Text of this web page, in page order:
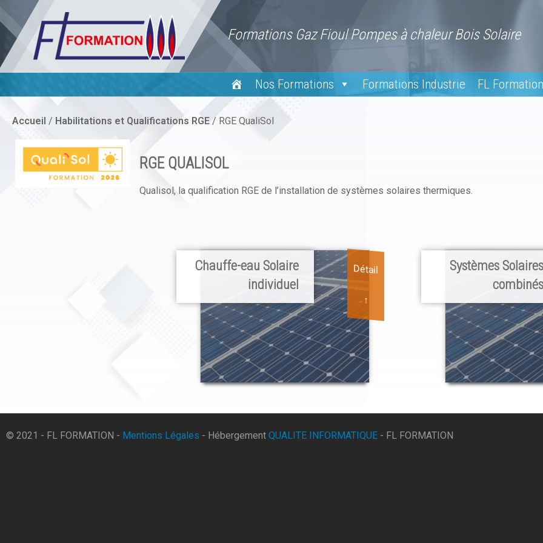
to
content
Formations Gaz Fioul Pompes à chaleur Bois Solaire
Nos Formations Formations Industrie FL Formation
Accueil / Habilitations et Qualifications RGE / RGE QualiSol
RGE QUALISOL
Qualisol, la qualification RGE de l’installation de systèmes solaires thermiques.
Chauffe-eau Solaire
individuel
Détail
↑
Systèmes
© 2021 - FL FORMATION - Mentions Légales - Hébergement QUALITE INFORMATIQUE - FL FORMATION